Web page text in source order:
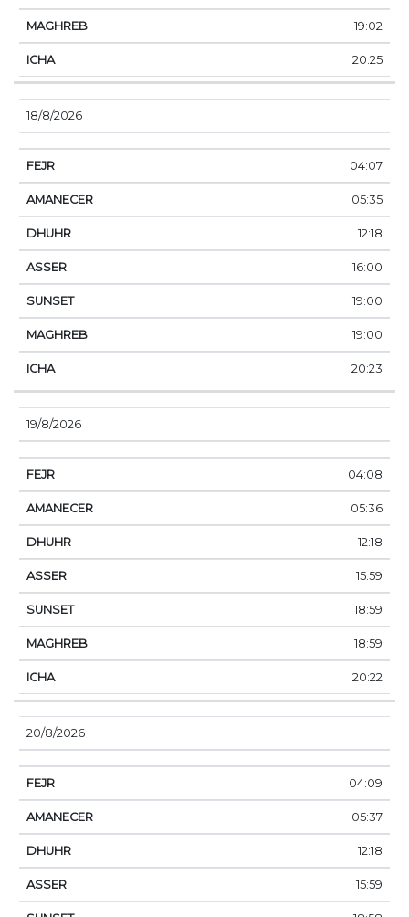
19:02
20:25
18/8/2026
04:07
05:35
12:18
16:00
19:00
19:00
20:23
19/8/2026
04:08
05:36
12:18
15:59
18:59
18:59
20:22
20/8/2026
04:09
05:37
12:18
15:59